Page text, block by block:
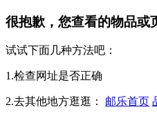
很抱歉，您查看的物品或
试试下面几种方法吧：
1.检查网址是否正确
2.去其他地方逛逛： 邮乐首页